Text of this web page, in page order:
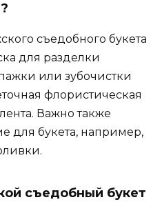
съедобного букета
для разделки
или зубочистки
флористическая
Важно также
для букета, например,
съедобный букет